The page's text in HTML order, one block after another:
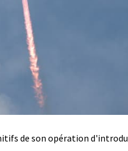
de son opération